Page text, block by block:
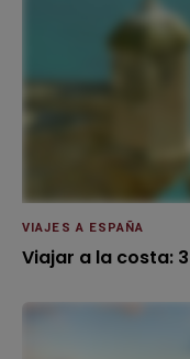
VIAJES A ESPAÑA
Viajar a la costa: